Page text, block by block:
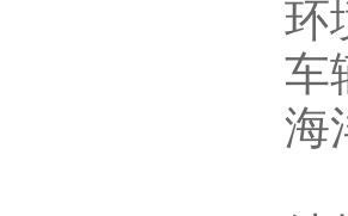
环
车
海